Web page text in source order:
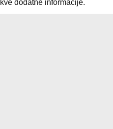
dodatne informacije.